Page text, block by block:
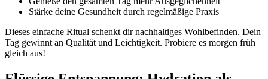
Stärke deine Gesundheit durch regelmäßige Praxis
Dieses einfache Ritual schenkt dir nachhaltiges Wohlbefinden. Dein
Tag gewinnt an Qualität und Leichtigkeit. Probiere es morgen früh
gleich aus!